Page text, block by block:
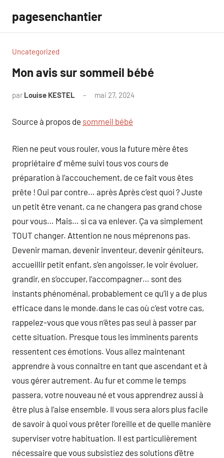
contenu
pagesenchantier
Uncategorized
Mon avis sur sommeil bébé
par Louise KESTEL mai 27, 2024
Source à propos de sommeil bébé
Rien ne peut vous rouler, vous la future mère êtes
propriétaire d’ même suivi tous vos cours de
préparation à l’accouchement, de ce fait vous êtes
prête ! Oui par contre… après Après c’est quoi ? Juste
un petit être venant, ca ne changera pas grand chose
pour vous… Mais… si ca va enlever. Ça va simplement
TOUT changer. Attention ne nous méprenons pas.
Devenir maman, devenir inventeur, devenir géniteurs,
accueillir petit enfant, s’en angoisser, le voir évoluer,
grandir, en s’occuper, l’accompagner… sont des
instants phénoménal, probablement ce qu’il y a de plus
efficace dans le monde.dans le cas où c’est votre cas,
rappelez-vous que vous n’êtes pas seul à passer par
cette situation. Presque tous les imminents parents
ressentent ces émotions. Vous allez maintenant
apprendre à vous connaître en tant que ascendant et à
vous gérer autrement. Au fur et comme le temps
passera, votre nouveau né et vous apprendrez aussi à
être plus à l’aise ensemble. Il vous sera alors plus facile
de savoir à quoi vous prêter l’oreille et de quelle manière
superviser votre habituation. Il est particulièrement
nécessaire que vous subsistiez des solutions d’être